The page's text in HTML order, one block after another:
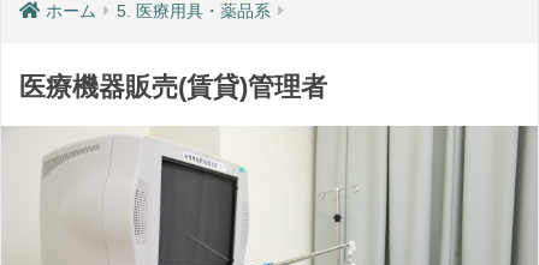
ホーム 5. 医療用具・薬品系
医療機器販売(賃貸)管理者